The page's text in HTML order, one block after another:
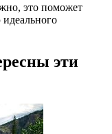
это поможет
эти